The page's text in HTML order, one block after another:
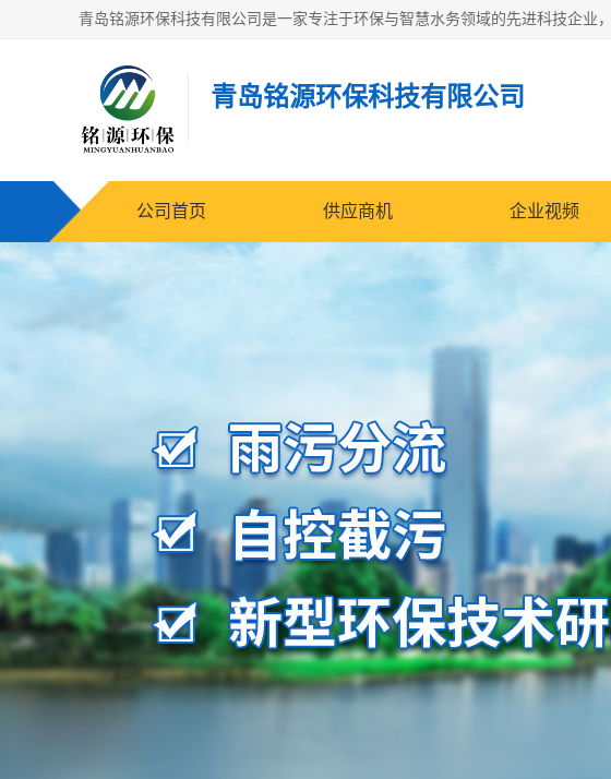
青岛铭源环保科技有限公司
公司首页 供应商机 企业视频